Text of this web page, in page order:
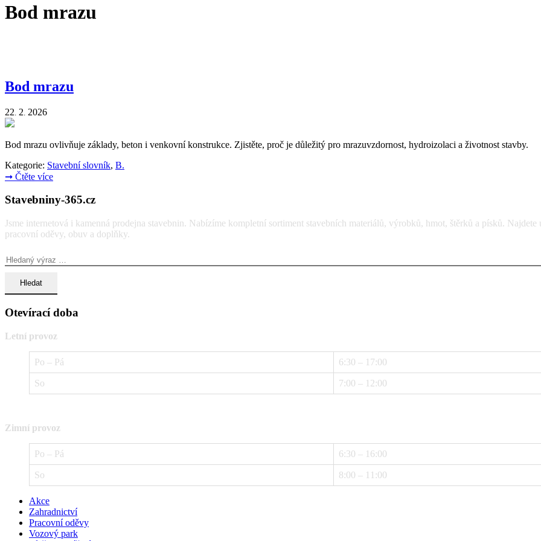
Bod mrazu
Bod mrazu
22 2 2026
Bod mrazu ovlivňuje základy, beton i venkovní konstrukce. Zjistěte, proč je důležitý pro mrazuvzdornost, hydroizolaci a životnost stavby.
Kategorie: Stavební slovník, B.
➞ Čtěte více
Stavebniny-365.cz
Jsme internetová i kamenná prodejna stavebnin. Nabízíme kompletní sortiment stavebních materiálů, výrobků, hmot, štěrků a písků.
pracovní oděvy, obuv a doplňky.
Otevírací doba
Letní provoz
Po – Pá 6:30 – 17:00
So 7:00 – 12:00
Zimní provoz
Po – Pá 6:30 – 16:00
So 8:00 – 11:00
Akce
Zahradnictví
Pracovní oděvy
Vozový park